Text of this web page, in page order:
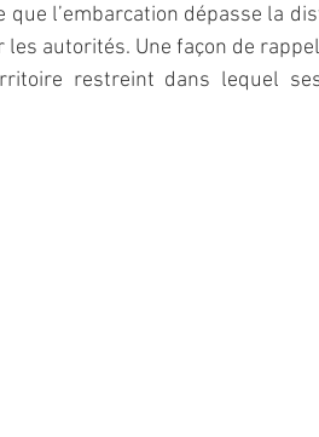
que l’embarcation dépasse la
les autorités. Une façon de
restreint dans lequel